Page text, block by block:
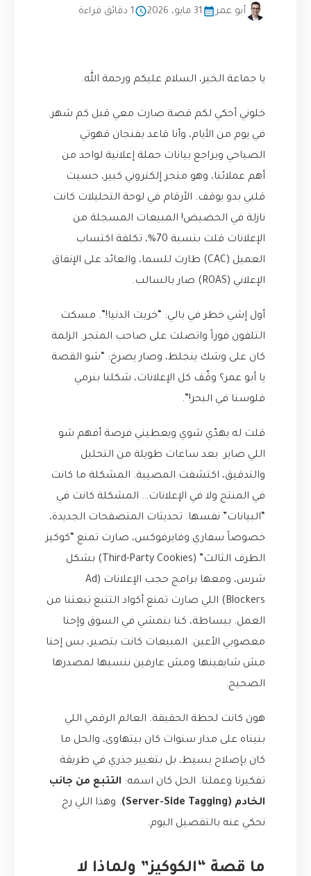
أبو عمر 31 مايو، 2026 1 دقائق قراءة
يا جماعة الخير، السلام عليكم ورحمة الله.
خلوني أحكي لكم قصة صارت معي قبل كم شهر.
في يوم من الأيام، وأنا قاعد بفنجان قهوتي
الصباحي وبراجع بيانات حملة إعلانية لواحد من
أهم عملائنا، وهو متجر إلكتروني كبير، حسيت
قلبي بدو يوقف. الأرقام في لوحة التحليلات كانت
نازلة في الحضيض! المبيعات المسجلة من
الإعلانات قلت بنسبة 70%، تكلفة اكتساب
العميل (CAC) طارت للسما، والعائد على الإنفاق
الإعلاني (ROAS) صار بالسالب.
أول إشي خطر في بالي: “خربت الدنيا!”. مسكت
التلفون فوراً واتصلت على صاحب المتجر. الزلمة
كان على وشك ينجلط، وصار يصرخ: “شو القصة
يا أبو عمر؟ وقّف كل الإعلانات، شكلنا بنرمي
فلوسنا في البحر!”.
قلت له يهدّي شوي ويعطيني فرصة أفهم شو
اللي صاير. بعد ساعات طويلة من التحليل
والتدقيق، اكتشفت المصيبة. المشكلة ما كانت
في المنتج ولا في الإعلانات… المشكلة كانت في
“البيانات” نفسها. تحديثات المتصفحات الجديدة،
خصوصاً سفاري وفايرفوكس، صارت تمنع “كوكيز
الطرف الثالث” (Third-Party Cookies) بشكل
شرس، ومعها برامج حجب الإعلانات (Ad
Blockers) اللي صارت تمنع أكواد التتبع تبعتنا من
العمل. ببساطة، كنا بنمشي في السوق وإحنا
معصوبي الأعين. المبيعات كانت بتصير، بس إحنا
مش شايفينها ومش عارفين ننسبها لمصدرها
الصحيح.
هون كانت لحظة الحقيقة. العالم الرقمي اللي
بنيناه على مدار سنوات كان بيتهاوى، والحل ما
كان بإصلاح بسيط، بل بتغيير جذري في طريقة
تفكيرنا وعملنا. الحل كان اسمه: التتبع من جانب
الخادم (Server-Side Tagging)
. وهذا اللي رح
نحكي عنه بالتفصيل اليوم.
ما قصة “الكوكيز” ولماذا لا